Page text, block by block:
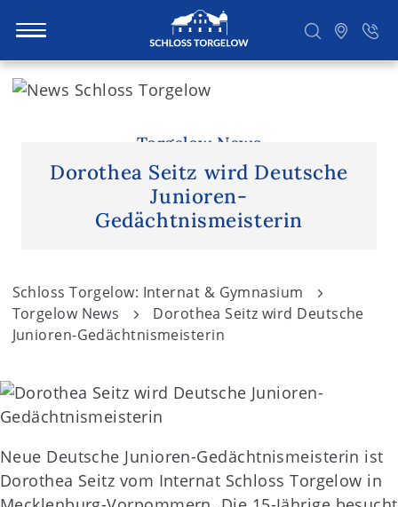
S
Torgelow News
Dorothea Seitz wird Deutsche
Junioren-
Gedächtnismeisterin
Schloss Torgelow: Internat & Gymnasium
Torgelow News
Dorothea Seitz wird Deutsche
Junioren-Gedächtnismeisterin
Neue Deutsche Junioren-Gedächtnismeisterin ist
Dorothea Seitz vom Internat Schloss Torgelow in